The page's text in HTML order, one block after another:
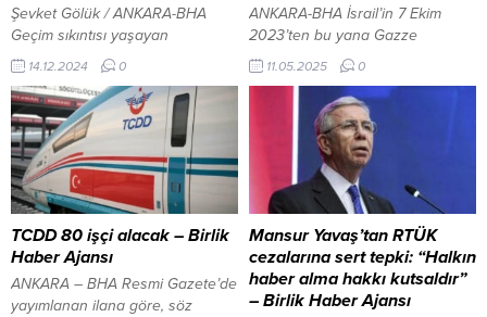
Şevket Gölük / ANKARA-BHA
Geçim sıkıntısı yaşayan
milyonlarca emekli, 2025 yılında
maaşlarına yansıyacak zam
oranının açıklanmasını bekliyor.
Vatandaşın gündeminden
düşmeyen ve ocak ayında
açıklanması beklenen zam
oranları, emeklilerin refah
seviyesinde belirleyici rol
oynayacak. Yüksek enflasyon,
artan yaşam maliyetleri ve düşen
alım gücü, maaşlara yönelik
beklentileri daha da artırıyor.
14.12.2024 0
ANKARA-BHA İsrail’in 7 Ekim
2023’ten bu yana Gazze
Şeridi’ne yönelik sürdürdüğü
saldırılar hız kesmeden devam
ederken, bölgede yaşanan insani
dram her geçen gün derinleşiyor.
Gazze’deki Filistin Sağlık
Bakanlığı tarafından paylaşılan
son verilere göre, son 24 saat
içinde 19 kişi daha yaşamını
yitirdi, 81 kişi ise yaralandı.
Böylece toplam can kaybı...
11.05.2025 0
TCDD 80 işçi alacak – Birlik
Haber Ajansı
ANKARA – BHA Resmi Gazete’de
yayımlanan ilana göre, söz
Mansur Yavaş’tan RTÜK
cezalarına sert tepki: “Halkın
haber alma hakkı kutsaldır”
– Birlik Haber Ajansı